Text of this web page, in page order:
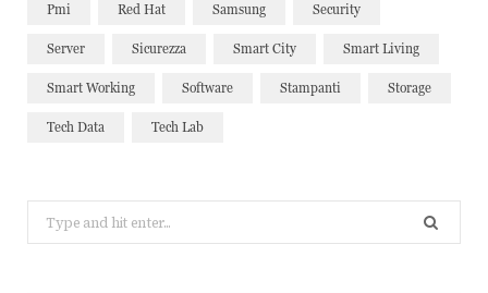
Pmi Red Hat Samsung Security
Server Sicurezza Smart City Smart Living
Smart Working Software Stampanti Storage
Tech Data Tech Lab
for: